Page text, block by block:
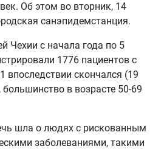
Об этом во вторник, 14
санэпидемстанция.
Чехии с начала года по 5
1776 пациентов с
впоследствии скончался (19
в возрасте 50-69
шла о людях с рискованным
заболеваниями, такими